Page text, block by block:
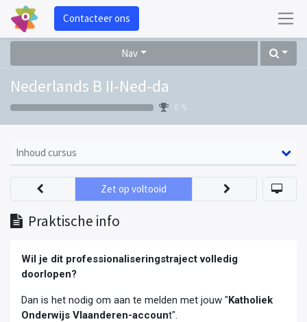
Contacteer ons
Nav
Nederlands B II-Ned-da
0 %
Inhoud cursus
Praktische info
Zet op voltooid
Wil je dit professionaliseringstraject volledig
doorlopen?
Dan is het nodig om aan te melden met jouw "Katholiek
Onderwijs Vlaanderen-account".